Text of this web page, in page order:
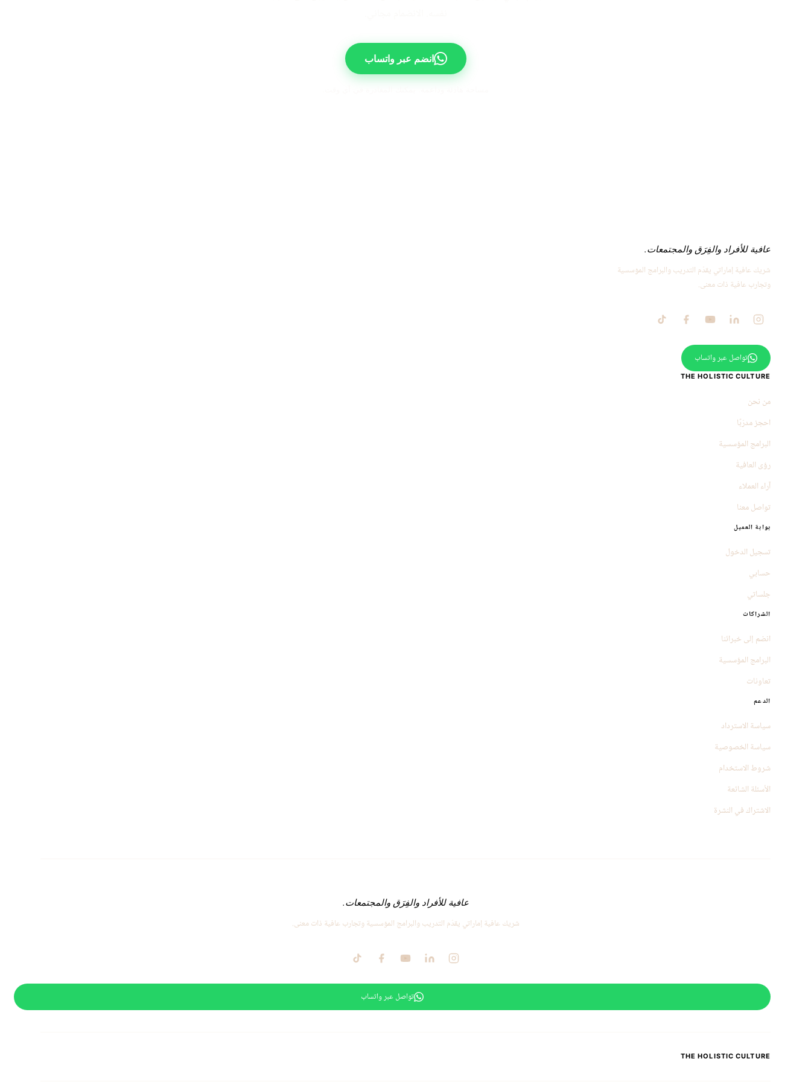
انضم عبر واتساب
عافية للأفراد والفِرَق والمجتمعات.
شريك عافية إماراتي يقدّم التدريب والبرامج المؤسسية
وتجارب عافية ذات معنى.
تواصل عبر واتساب
THE HOLISTIC CULTURE
من نحن
احجز مدرّبًا
البرامج المؤسسية
رؤى العافية
آراء العملاء
تواصل معنا
بوابة العميل
تسجيل الدخول
حسابي
جلساتي
الشراكات
انضم إلى خبرائنا
البرامج المؤسسية
تعاونات
الدعم
سياسة الاسترداد
سياسة الخصوصية
شروط الاستخدام
الأسئلة الشائعة
الاشتراك في النشرة
عافية للأفراد والفِرَق والمجتمعات.
شريك عافية إماراتي يقدّم التدريب والبرامج المؤسسية وتجارب عافية ذات معنى.
تواصل عبر واتساب
THE HOLISTIC CULTURE